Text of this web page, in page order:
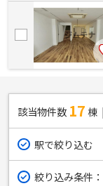
該当物件数 17棟
駅で絞り込む
絞り込み条件：